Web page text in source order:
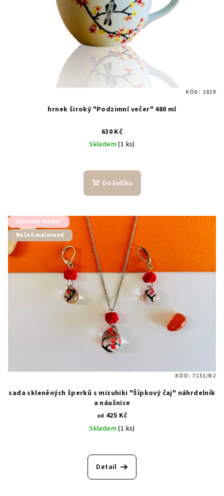
hrnek široký "Podzimní večer" 480 ml
630 Kč
Skladem(1 ks)
Do košíku
KÓD: 2829
Dárkové balení
Ručně malované
sada skleněných šperků s mizuhiki "Šípkový čaj" náhrdelník
a náušnice
od 425 Kč
Skladem(1 ks)
Detail
KÓD: 7131/N2